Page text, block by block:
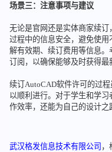
场景三：注意事项与建议
无论是官网还是实体商家续
过程中的信息安全，避免使
解有效期、续订费用等信息
订阅，以确保能够及时获得最
续订AutoCAD软件许可的过
以顺利进行。对于学生和学
作效率，还能为自己的设计之
武汉格发信息技术有限公司 ，